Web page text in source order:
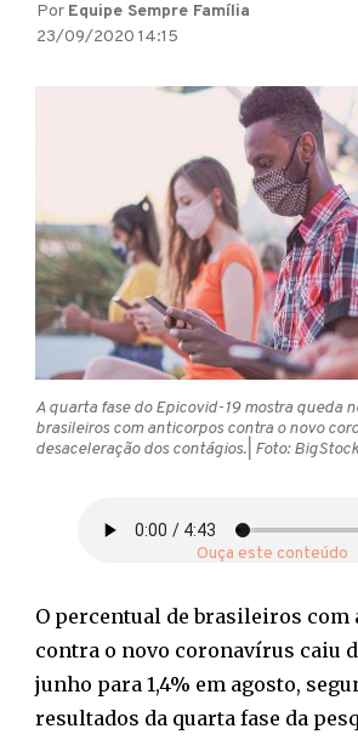
Por Equipe Sempre Família
23/09/2020 14:15
A quarta fase do Epicovid-19 mostra queda
brasileiros com anticorpos contra o novo
desaceleração dos contágios. | Foto: BigStock
Ouça este conteúdo
O percentual de brasileiros
contra o novo coronavírus caiu
junho para 1,4% em agosto,
resultados da quarta fase da